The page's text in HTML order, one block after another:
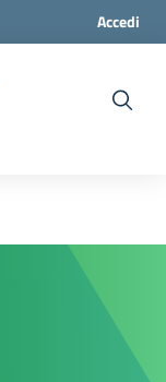
Accedi